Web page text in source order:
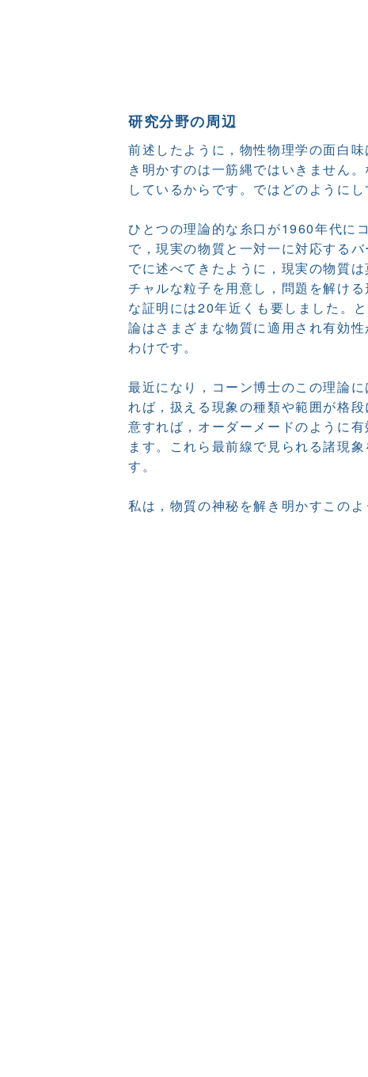
研究分野の周辺
前述したように，物性物理学の面白
き明かすのは一筋縄ではいきません
しているからです。ではどのように
ひとつの理論的な糸口が1960年代に
で，現実の物質と一対一に対応する
でに述べてきたように，現実の物質
チャルな粒子を用意し，問題を解け
な証明には20年近くも要しました。
論はさまざまな物質に適用され有効
わけです。
最近になり，コーン博士のこの理論
れば，扱える現象の種類や範囲が格
意すれば，オーダーメードのように
ます。これら最前線で見られる諸現
す。
私は，物質の神秘を解き明かすこの